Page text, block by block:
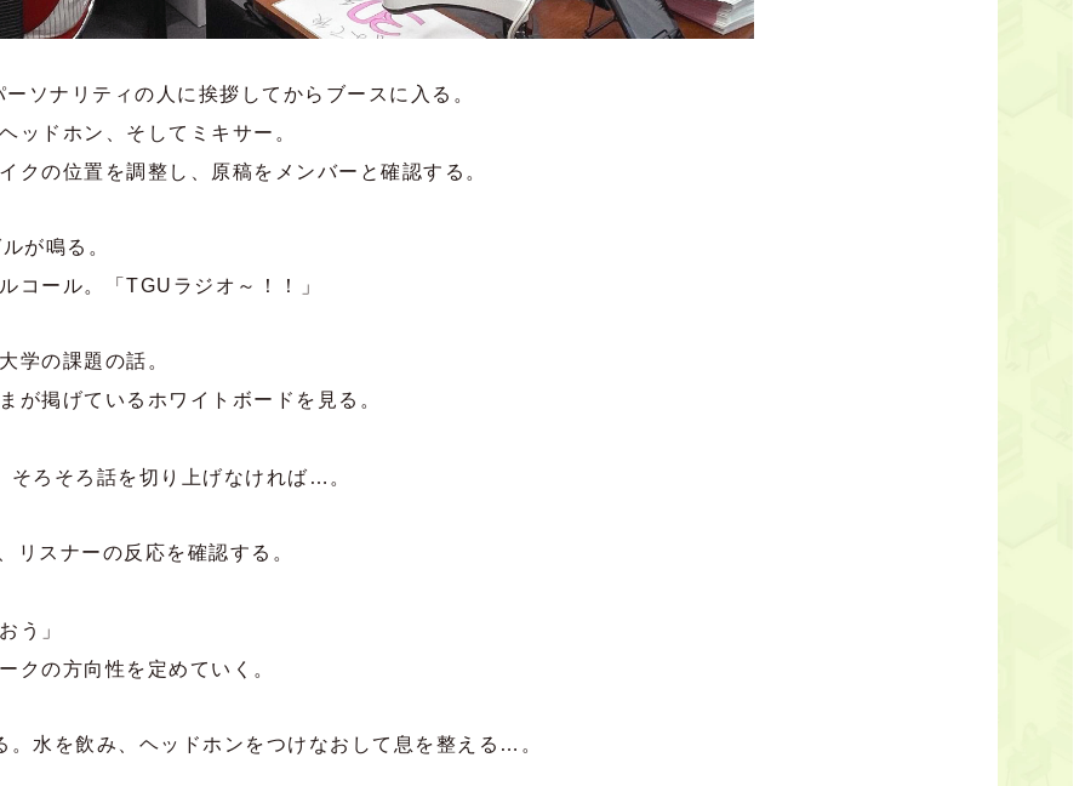
ソナリティの人に挨拶してからブースに入る。
ッドホン、そしてミキサー。
クの位置を調整し、原稿をメンバーと確認する。
が鳴る。
コール。「TGUラジオ～！！」
学の課題の話。
が掲げているホワイトボードを見る。
そろそろ話を切り上げなければ…。
リスナーの反応を確認する。
う」
クの方向性を定めていく。
。水を飲み、ヘッドホンをつけなおして息を整える…。